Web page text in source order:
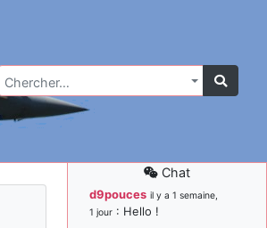
Chercher…
Chat
d9pouces il y a 1 semaine,
1 jour : Hello !